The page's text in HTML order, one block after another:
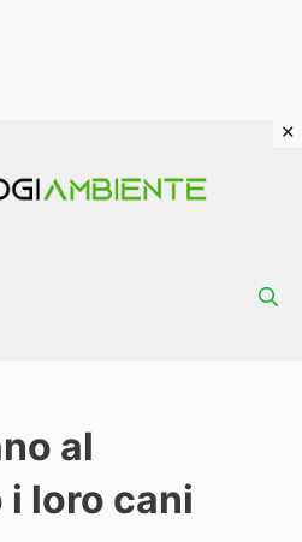
al
loro cani